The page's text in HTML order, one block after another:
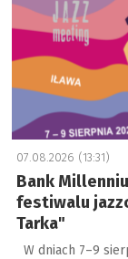
07.08.2026 (13:31)
Bank
festiwalu
Tarka"
W dniach 7–9